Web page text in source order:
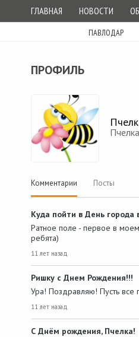
ГЛАВНАЯ НОВОСТИ
ПАВЛОДАР
ПРОФИЛЬ
Пчелка
Комментарии Посты
Куда пойти в День города
Ратное поле - первое в
ребята)
11 лет назад
Ришку с Днем Рождения!!!
Ура! Поздравляю! Пусть все
11 лет назад
С Днём рождения, Пчелка!